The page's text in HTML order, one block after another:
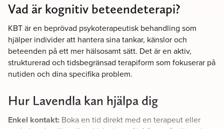
Vad är kognitiv beteendeterapi?
KBT är en beprövad psykoterapeutisk behandling som
hjälper individer att hantera sina tankar, känslor och
beteenden på ett mer hälsosamt sätt. Det är en aktiv,
strukturerad och tidsbegränsad terapiform som fokuserar på
nutiden och dina specifika problem.
Hur Lavendla kan hjälpa dig
Enkel kontakt: Boka en tid direkt med en terapeut eller